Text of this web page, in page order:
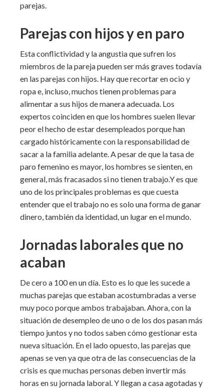
parejas.
Parejas con hijos y en paro
Esta conflictividad y la angustia que sufren los
miembros de la pareja pueden ser más graves todavía
en las parejas con hijos. Hay que recortar en ocio y
ropa e, incluso, muchos tienen problemas para
alimentar a sus hijos de manera adecuada. Los
expertos coinciden en que los hombres suelen llevar
peor el hecho de estar desempleados porque han
cargado históricamente con la responsabilidad de
sacar a la familia adelante. A pesar de que la tasa de
paro femenino es mayor, los hombres se sienten, en
general, más fracasados si no tienen trabajo.Y es que
uno de los principales problemas es que cuesta
entender que el trabajo no es solo una forma de ganar
dinero, también da identidad, un lugar en el mundo.
Jornadas laborales que no
acaban
De cero a 100 en un día. Esto es lo que les sucede a
muchas parejas que estaban acostumbradas a verse
muy poco porque ambos trabajaban. Ahora, con la
situación de desempleo de uno o de los dos pasan más
tiempo juntos y no todos saben cómo gestionar esta
nueva situación. En el lado opuesto, las parejas que
apenas se ven ya que otra de las consecuencias de la
crisis es que muchas personas deben invertir más
horas en su jornada laboral. Y llegan a casa agotadas y